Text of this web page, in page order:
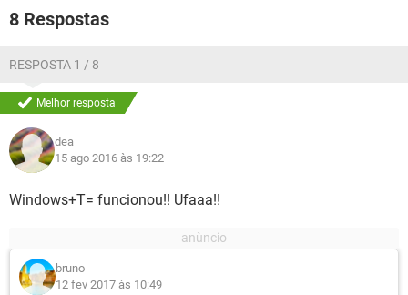
8 Respostas
RESPOSTA 1 / 8
Melhor resposta
dea
15 ago 2016 às 19:22
Windows+T= funcionou!! Ufaaa!!
bruno
12 fev 2017 às 10:49